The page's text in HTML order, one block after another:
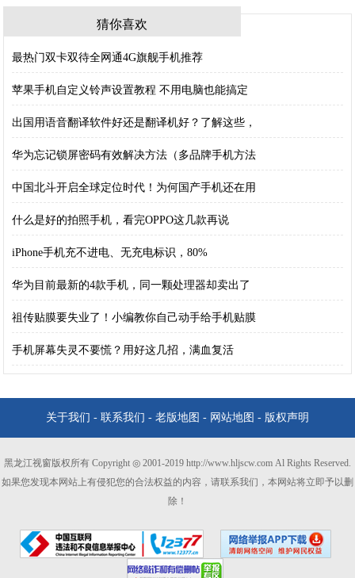
猜你喜欢
最热门双卡双待全网通4G旗舰手机推荐
苹果手机自定义铃声设置教程 不用电脑也能搞定
出国用语音翻译软件好还是翻译机好？了解这些，
华为忘记锁屏密码有效解决方法（多品牌手机方法
中国北斗开启全球定位时代！为何国产手机还在用
什么是好的拍照手机，看完OPPO这几款再说
iPhone手机充不进电、无充电标识，80%
华为目前最新的4款手机，同一颗处理器却卖出了
祖传贴膜要失业了！小编教你自己动手给手机贴膜
手机屏幕失灵不要慌？用好这几招，满血复活
关于我们 - 联系我们 - 老版地图 - 网站地图 - 版权声明
黑龙江视窗版权所有 Copyright ◎ 2001-2019 http://www.hljscw.com Al Rights Reserved.
如果您发现本网站上有侵犯您的合法权益的内容，请联系我们，本网站将立即予以删
除！